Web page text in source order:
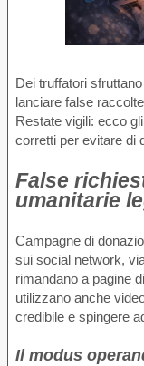
Dei truffatori
lanciare false
Restate vigili: ecco
corretti per evitare di
False
umanitarie
Campagne di
sui social network,
rimandano a pagine
utilizzano anche
credibile e spingere
Il modus